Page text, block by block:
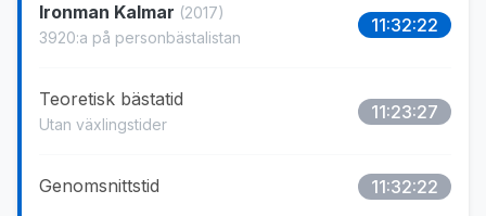
Ironman Kalmar (2017)
3920:a på personbästalistan
11:32:22
Teoretisk bästatid
Utan växlingstider
11:23:27
Genomsnittstid 11:32:22